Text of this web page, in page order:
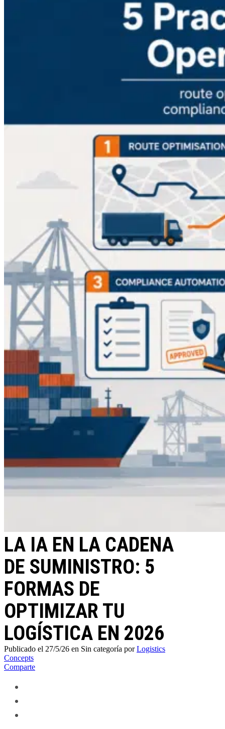
LA IA EN LA CADENA
DE SUMINISTRO: 5
FORMAS DE
OPTIMIZAR TU
LOGÍSTICA EN 2026
Publicado el 27/5/26 en Sin categoría porLogistics
Concepts
Comparte